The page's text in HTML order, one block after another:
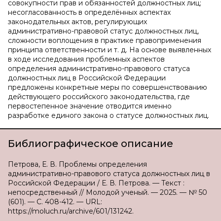
совокупности прав и обязанностей должностных лиц;
несогласованность в определённых аспектах
законодательных актов, регулирующих
административно-правовой статус должностных лиц,
сложности воплощения в практике правоприменения
принципа ответственности и т. д. На основе выявленных
в ходе исследования проблемных аспектов
определения административно-правового статуса
должностных лиц в Российской Федерации
предложены конкретные меры по совершенствованию
действующего российского законодательства, где
первостепенное значение отводится именно
разработке единого закона о статусе должностных лиц.
Библиографическое описание
Петрова, Е. В. Проблемы определения
административно-правового статуса должностных лиц в
Российской Федерации / Е. В. Петрова. — Текст :
непосредственный // Молодой ученый. — 2025. — № 50
(601). — С. 408-412. — URL:
https://moluch.ru/archive/601/131242.